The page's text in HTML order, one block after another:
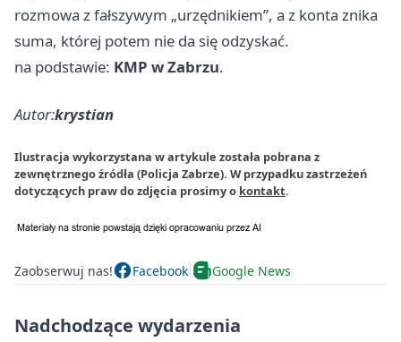
rozmowa z fałszywym „urzędnikiem”, a z konta znika
suma, której potem nie da się odzyskać.
na podstawie: KMP w Zabrzu.
Autor:krystian
Ilustracja wykorzystana w artykule została pobrana z
zewnętrznego źródła (Policja Zabrze). W przypadku zastrzeżeń
dotyczących praw do zdjęcia prosimy o kontakt.
Zaobserwuj nas! Facebook Google News
Nadchodzące wydarzenia